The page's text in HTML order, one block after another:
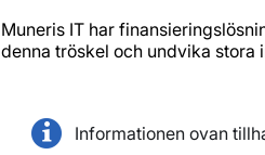
Muneris IT har
denna tröskel och undvika stora
Informationen ovan